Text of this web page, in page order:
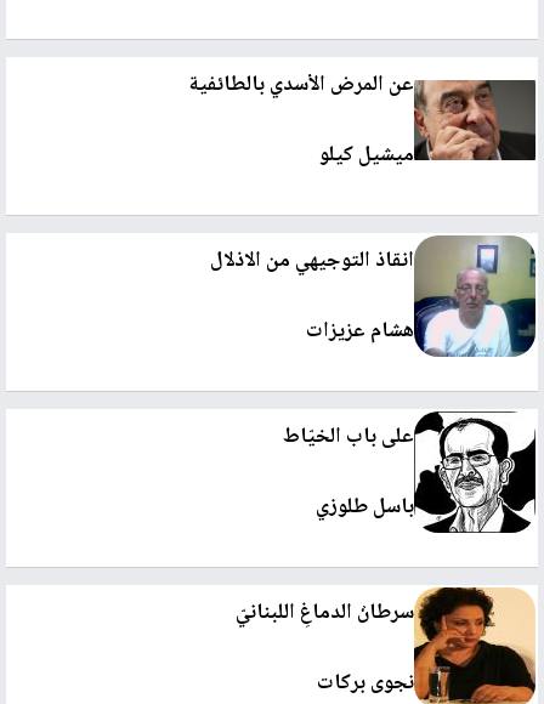
عن المرض الأسدي بالطائفية
ميشيل كيلو
انقاذ التوجيهي من الاذلال
هشام عزيزات
على باب الخيّاط
باسل طلوزي
سرطانُ الدماغِ اللبنانيّ
نجوى بركات